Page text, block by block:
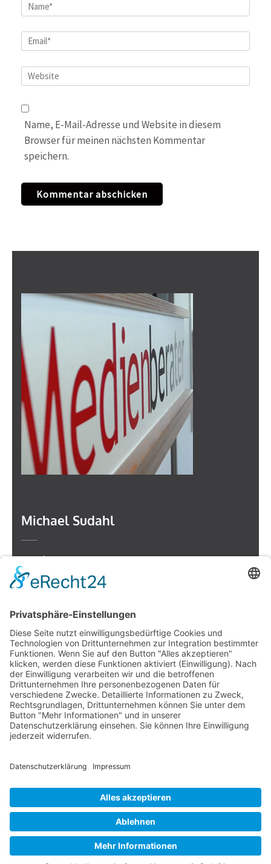
Name*
Email*
Website
Name, E-Mail-Adresse und Website in diesem
Browser für meinen nächsten Kommentar
speichern.
Michael Sudahl
Beethovenstr. 4
73614 Schorndorf
Telefon: 07181 477 9998
Leonhard Fromm
Goethestr. 27
73614 Schorndorf
Telefon. 07181 4769906
E-Mail:fromm@der-medienberater.de
Der Medienberater|Impressum
Datenschutzerklärung